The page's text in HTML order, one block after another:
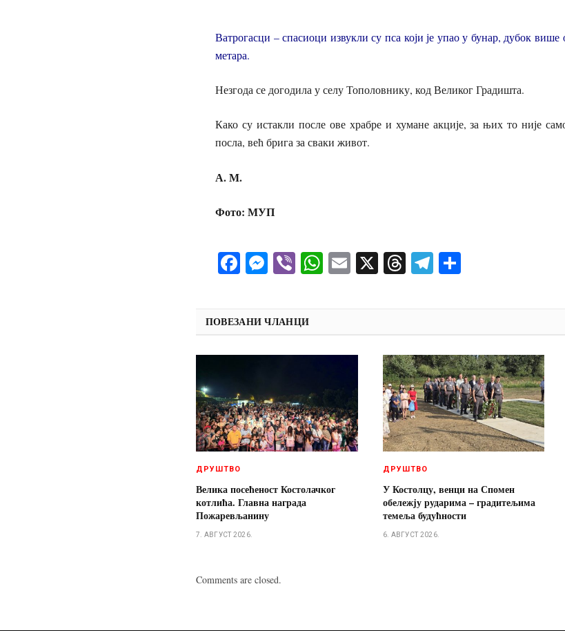
Ватрогасци – спасиоци извукли су пса који је упао у бунар, дубок више
метара.
Незгода се догодила у селу Тополовнику, код Великог Градишта.
Како су истакли после ове храбре и хумане акције, за њих то није
посла, већ брига за сваки живот.
А. М.
Фото: МУП
Facebook
Messenger
ViberWhatsApp
Email
X ThreadsTelegram
ПОВЕЗАНИ ЧЛАНЦИ
ДРУШТВО
Велика посећеност Костолачког
котлића. Главна награда
Пожаревљанину
7. АВГУСТ 2026.
ДРУШТВО
У Костолцу, венци на Спомен
обележју рударима – градитељима
темеља будућности
6. АВГУСТ 2026.
Comments are closed.